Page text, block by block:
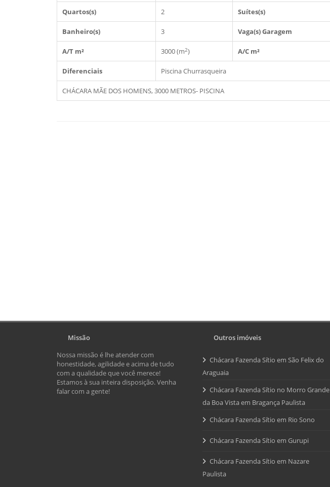
Quartos(s) 2 Suítes(s)
Banheiro(s) 3 Vaga(s) Garagem
A/T m² 3000 (m2) A/C m²
Diferenciais PiscinaChurrasqueira
CHÁCARA MÃE DOS HOMENS, 3000 METROS- PISCINA
Missão
Nossa missão é lhe atender com
honestidade, agilidade e acima de tudo
com a qualidade que você merece!
Estamos à sua inteira disposição. Venha
falar com a gente!
Outros imóveis
Chácara Fazenda Sítio em São Felix do
Araguaia
Chácara Fazenda Sítio no Morro Grande
da Boa Vista em Bragança Paulista
Chácara Fazenda Sítio em Rio Sono
Chácara Fazenda Sítio em Gurupi
Chácara Fazenda Sítio em Nazare
Paulista